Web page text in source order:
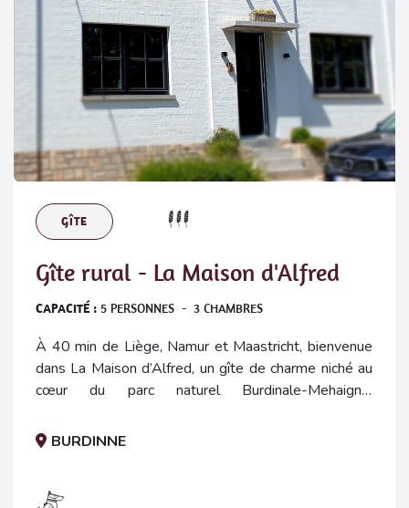
GÎTE
Gîte rural - La Maison d'Alfred
CAPACITÉ : 5 PERSONNES - 3 CHAMBRES
À 40 min de Liège, Namur et Maastricht, bienvenue
dans La Maison d’Alfred, un gîte de charme niché au
cœur du parc naturel Burdinale-Mehaigne.
confort moderne et décoration brocante pour une
BURDINNE